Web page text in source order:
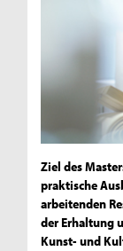
Ziel des
praktische
arbeitenden
der Erhaltung
Kunst- und